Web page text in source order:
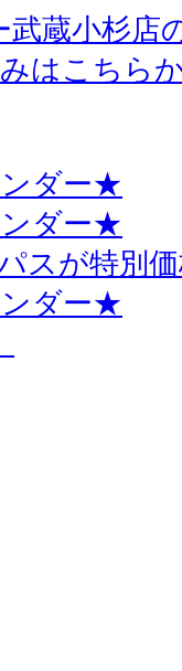
武蔵小杉店
はこちら
ダー★
ダー★
スが特別
ダー★